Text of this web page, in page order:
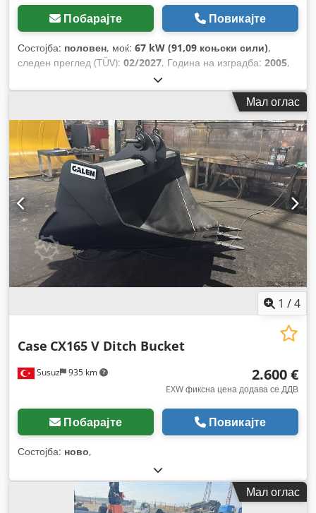
Побарајте Повикајте
Состојба: половен, моќ: 67 kW (91,09 коњски сили),
следен преглед (TÜV): 02/2027, Година на изградба: 2005,
, Опрема:
погон на сите тркала,
Мал оглас
1 /4
Susuz 935 km
Case CX165 V Ditch Bucket
2.600 €
EXW фиксна цена додава се ДДВ
Побарајте Повикајте
Состојба: ново,
Мал оглас